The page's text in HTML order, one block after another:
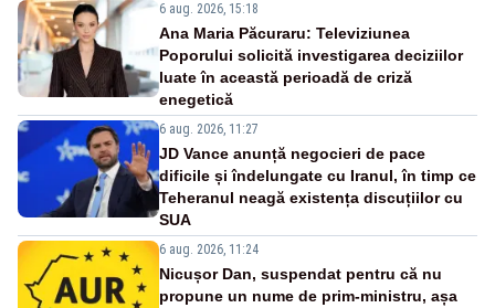
6 aug. 2026, 15:18
Ana Maria Păcuraru: Televiziunea
Poporului solicită investigarea deciziilor
luate în această perioadă de criză
enegetică
6 aug. 2026, 11:27
JD Vance anunță negocieri de pace
dificile și îndelungate cu Iranul, în timp ce
Teheranul neagă existența discuțiilor cu
SUA
6 aug. 2026, 11:24
Nicușor Dan, suspendat pentru că nu
propune un nume de prim-ministru, așa